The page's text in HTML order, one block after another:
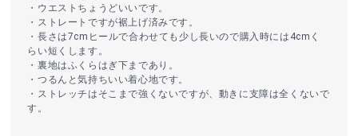
・ウエストちょうどいいです。
・ストレートですが裾上げ済みです。
・長さは7cmヒールで合わせても少し長いので購入時には4cmく
らい短くします。
・裏地はふくらはぎ下まであり。
・つるんと気持ちいい着心地です。
・ストレッチはそこまで強くないですが、動きに支障は全くないで
す。